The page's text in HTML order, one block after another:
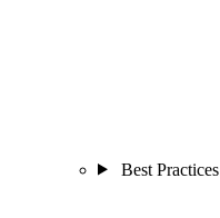
Best Practices